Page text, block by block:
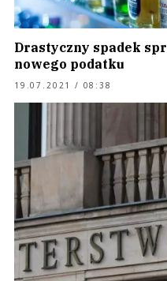
Drastyczny spadek
nowego podatku
19.07.2021 / 08:38